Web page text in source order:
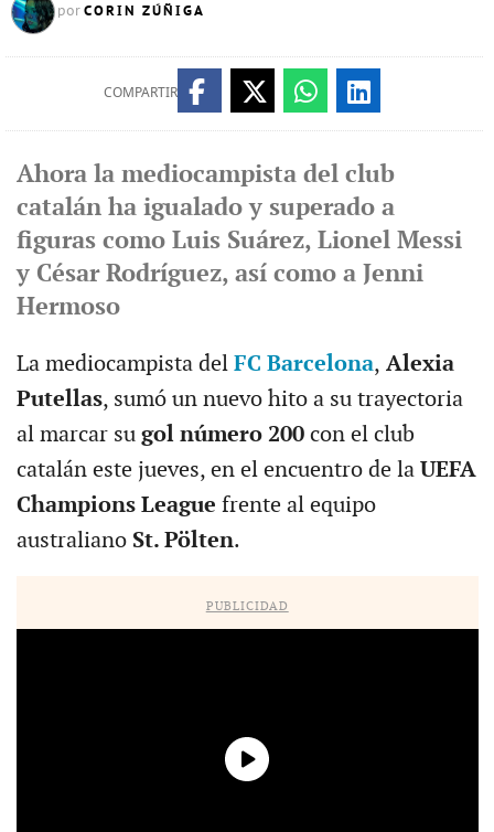
por CORIN ZÚÑIGA
COMPARTIR
Ahora la mediocampista del club
catalán ha igualado y superado a
figuras como Luis Suárez, Lionel Messi
y César Rodríguez, así como a Jenni
Hermoso
La mediocampista del FC Barcelona, Alexia
Putellas, sumó un nuevo hito a su trayectoria
al marcar su gol número 200con el club
catalán este jueves, en el encuentro de la UEFA
Champions League frente al equipo
australianoSt. Pölten.
PUBLICIDAD